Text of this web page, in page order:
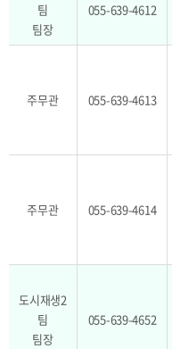
팀
팀장
055-639-4612
주무관 055-639-4613
주무관 055-639-4614
도시재생2
팀
팀장
055-639-4652